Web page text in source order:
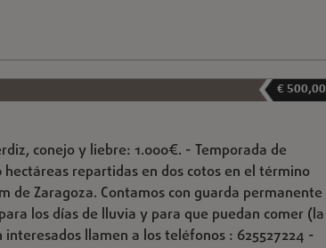
€ 500,00
conejo y liebre: 1.000€. - Temporada de
hectáreas repartidas en dos cotos en el término
de Zaragoza. Contamos con guarda permanente
los días de lluvia y para que puedan comer (la
llamen a los teléfonos : 625527224 -